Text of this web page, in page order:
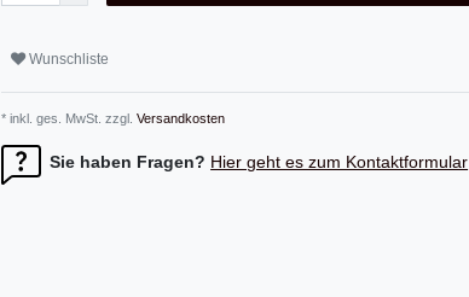
Wunschliste
* inkl. ges. MwSt. zzgl. Versandkosten
Sie haben Fragen? Hier geht es zum Kontaktformular